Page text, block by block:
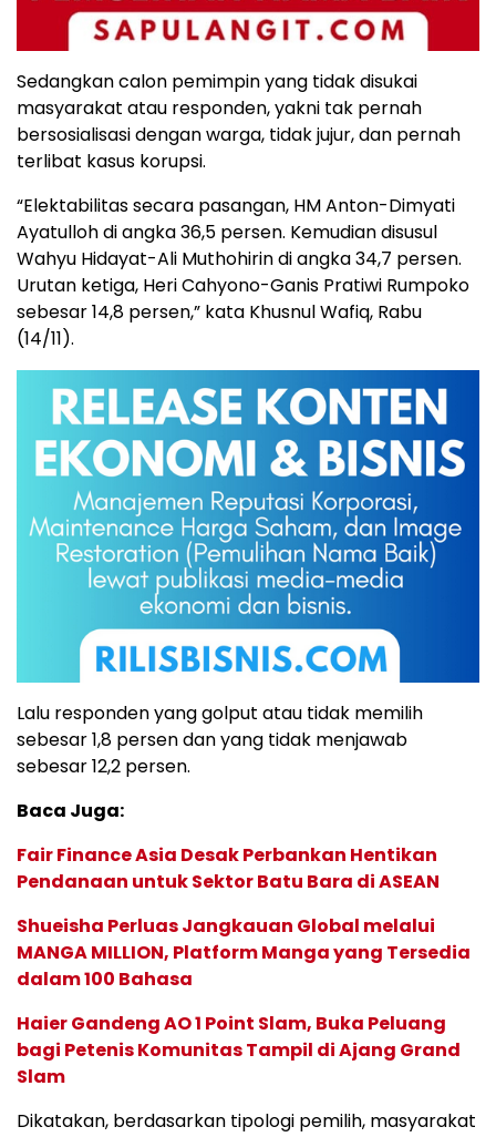
Sedangkan calon pemimpin yang tidak disukai
masyarakat atau responden, yakni tak pernah
bersosialisasi dengan warga, tidak jujur, dan pernah
terlibat kasus korupsi.
“Elektabilitas secara pasangan, HM Anton-Dimyati
Ayatulloh di angka 36,5 persen. Kemudian disusul
Wahyu Hidayat-Ali Muthohirin di angka 34,7 persen.
Urutan ketiga, Heri Cahyono-Ganis Pratiwi Rumpoko
sebesar 14,8 persen,” kata Khusnul Wafiq, Rabu
(14/11).
Lalu responden yang golput atau tidak memilih
sebesar 1,8 persen dan yang tidak menjawab
sebesar 12,2 persen.
Baca Juga:
Fair Finance Asia Desak Perbankan Hentikan
Pendanaan untuk Sektor Batu Bara di ASEAN
Shueisha Perluas Jangkauan Global melalui
MANGA MILLION, Platform Manga yang Tersedia
dalam 100 Bahasa
Haier Gandeng AO 1 Point Slam, Buka Peluang
bagi Petenis Komunitas Tampil di Ajang Grand
Slam
Dikatakan, berdasarkan tipologi pemilih, masyarakat